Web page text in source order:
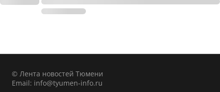
© Лента новостей Тюмени
Email: info@tyumen-info.ru